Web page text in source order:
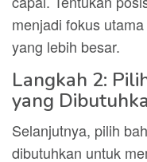
menjadi fokus
yang lebih besar.
Langkah 2:
yang
Selanjutnya, pilih
dibutuhkan untuk